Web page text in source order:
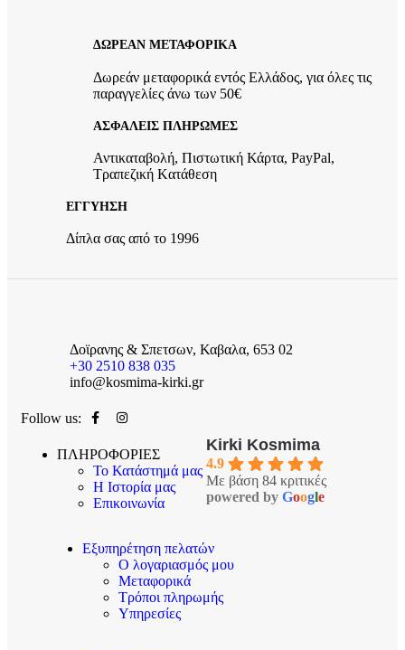
ΔΩΡΕΑΝ ΜΕΤΑΦΟΡΙΚΑ
Δωρεάν μεταφορικά εντός Ελλάδος, για όλες τις
παραγγελίες άνω των 50€
ΑΣΦΑΛΕΙΣ ΠΛΗΡΩΜΕΣ
Αντικαταβολή, Πιστωτική Κάρτα, PayPal,
Τραπεζική Kατάθεση
ΕΓΓΥΗΣΗ
Δίπλα σας από το 1996
Δοϊρανης & Σπετσων, Καβαλα, 653 02
+30 2510 838 035
info@kosmima-kirki.gr
Follow us:
ΠΛΗΡΟΦΟΡΙΕΣ
Το Κατάστημά μας
Η Ιστορία μας
Επικοινωνία
Kirki Kosmima
4.9
Με βάση 84 κριτικές
powered by Google
Εξυπηρέτηση πελατών
Ο λογαριασμός μου
Μεταφορικά
Τρόποι πληρωμής
Υπηρεσίες